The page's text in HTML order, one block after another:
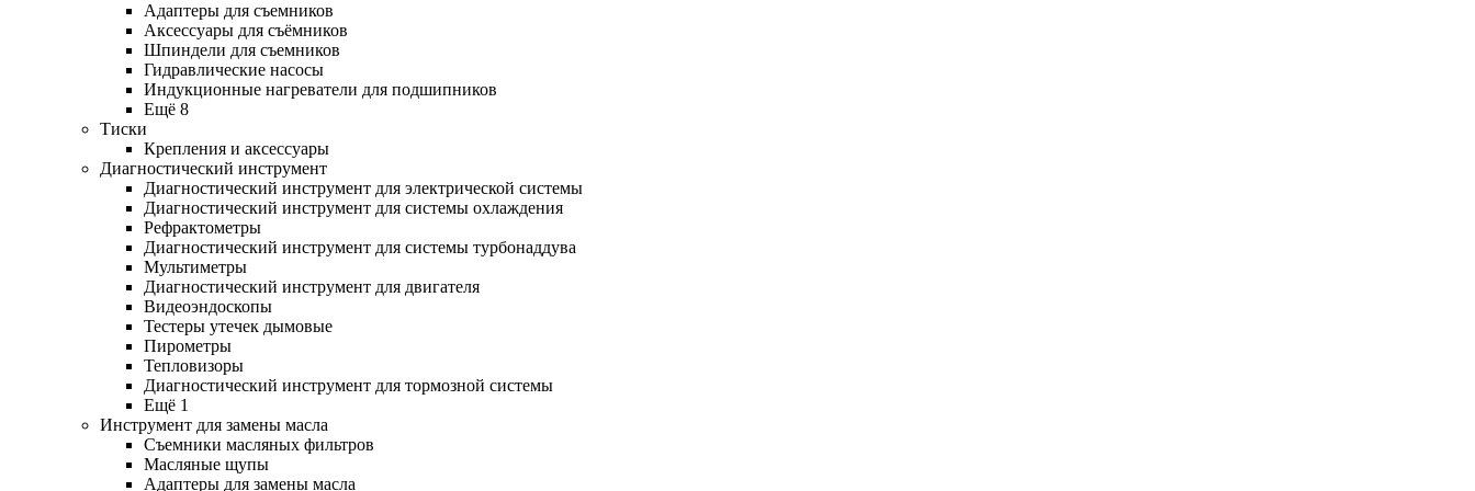
Адаптеры для съемников
Аксессуары для съёмников
Шпиндели для съемников
Гидравлические насосы
Индукционные нагреватели для подшипников
Ещё 8
Тиски
Крепления и аксессуары
Диагностический инструмент
Диагностический инструмент для электрической системы
Диагностический инструмент для системы охлаждения
Рефрактометры
Диагностический инструмент для системы турбонаддува
Мультиметры
Диагностический инструмент для двигателя
Видеоэндоскопы
Тестеры утечек дымовые
Пирометры
Тепловизоры
Диагностический инструмент для тормозной системы
Ещё 1
Инструмент для замены масла
Съемники масляных фильтров
Масляные щупы
Адаптеры для замены масла